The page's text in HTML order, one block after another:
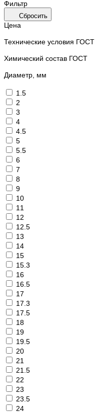
Фильтр
Сбросить
Цена
Технические условия ГОСТ
Химический состав ГОСТ
Диаметр, мм
1.5
2
3
4
4.5
5
5.5
6
7
8
9
10
11
12
12.5
13
14
15
15.3
16
16.5
17
17.3
17.5
18
19
19.5
20
21
21.5
22
23
23.5
24